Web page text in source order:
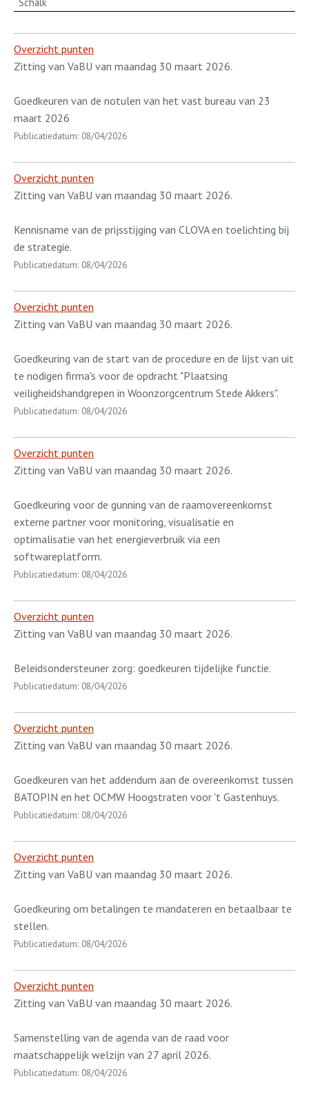
Overzicht punten
Zitting van VaBU van maandag 30 maart 2026.
Goedkeuren van de notulen van het vast bureau van 23
maart 2026
Publicatiedatum: 08/04/2026
Overzicht punten
Zitting van VaBU van maandag 30 maart 2026.
Kennisname van de prijsstijging van CLOVA en toelichting bij
de strategie.
Publicatiedatum: 08/04/2026
Overzicht punten
Zitting van VaBU van maandag 30 maart 2026.
Goedkeuring van de start van de procedure en de lijst van uit
te nodigen firma's voor de opdracht "Plaatsing
veiligheidshandgrepen in Woonzorgcentrum Stede Akkers".
Publicatiedatum: 08/04/2026
Overzicht punten
Zitting van VaBU van maandag 30 maart 2026.
Goedkeuring voor de gunning van de raamovereenkomst
externe partner voor monitoring, visualisatie en
optimalisatie van het energieverbruik via een
softwareplatform.
Publicatiedatum: 08/04/2026
Overzicht punten
Zitting van VaBU van maandag 30 maart 2026.
Beleidsondersteuner zorg: goedkeuren tijdelijke functie.
Publicatiedatum: 08/04/2026
Overzicht punten
Zitting van VaBU van maandag 30 maart 2026.
Goedkeuren van het addendum aan de overeenkomst tussen
BATOPIN en het OCMW Hoogstraten voor 't Gastenhuys.
Publicatiedatum: 08/04/2026
Overzicht punten
Zitting van VaBU van maandag 30 maart 2026.
Goedkeuring om betalingen te mandateren en betaalbaar te
stellen.
Publicatiedatum: 08/04/2026
Overzicht punten
Zitting van VaBU van maandag 30 maart 2026.
Samenstelling van de agenda van de raad voor
maatschappelijk welzijn van 27 april 2026.
Publicatiedatum: 08/04/2026